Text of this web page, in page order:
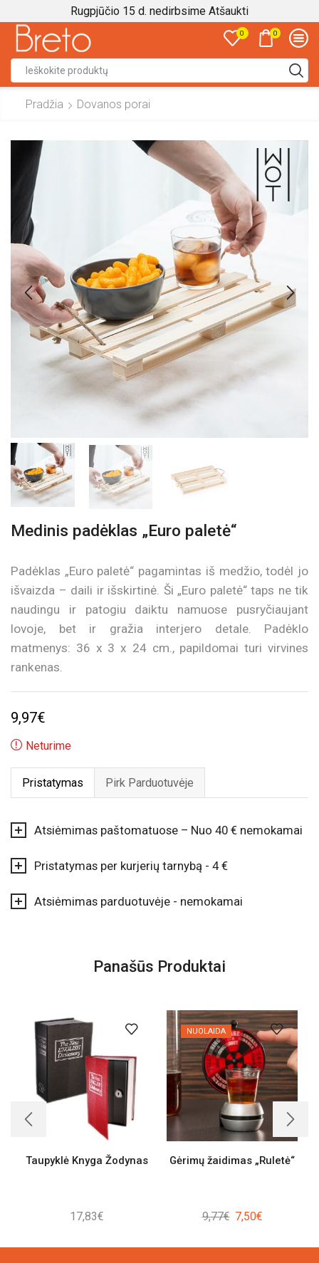
Rugpjūčio 15 d. nedirbsime Atšaukti
0 0
input
Pradžia Dovanos porai
Medinis padėklas „Euro paletė“
Padėklas „Euro paletė“ pagamintas iš medžio, todėl jo
išvaizda – daili ir išskirtinė. Ši „Euro paletė“ taps ne tik
naudingu ir patogiu daiktu namuose pusryčiaujant
lovoje, bet ir gražia interjero detale. Padėklo
matmenys: 36 x 3 x 24 cm., papildomai turi virvines
rankenas.
9,97€
Neturime
Pristatymas Pirk Parduotuvėje
Atsiėmimas paštomatuose – Nuo 40 € nemokamai
Pristatymas per kurjerių tarnybą - 4 €
Atsiėmimas parduotuvėje - nemokamai
Panašūs Produktai
Taupyklė Knyga Žodynas
17,83€
NUOLAIDA
Gėrimų žaidimas „Ruletė“
9,77€ Original
was:
7,50€Current
is: